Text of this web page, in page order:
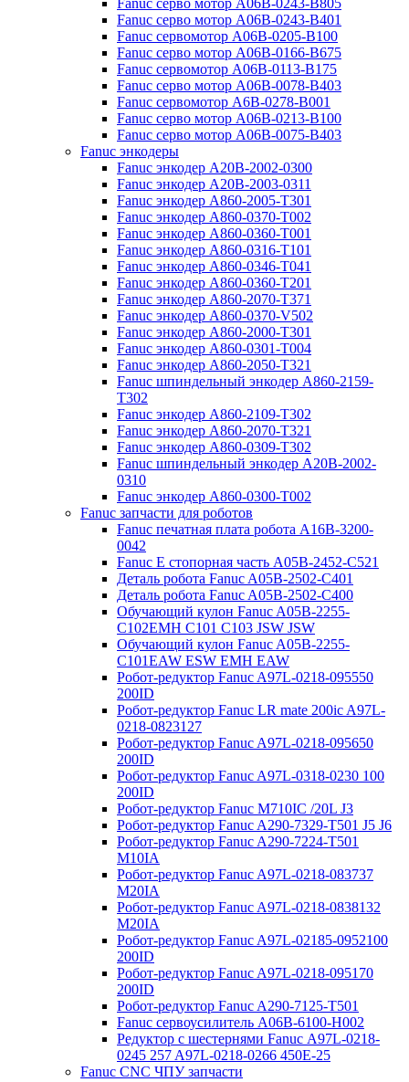
Fanuc серво мотор A06B-0243-B805
Fanuc серво мотор A06B-0243-B401
Fanuc сервомотор A06B-0205-B100
Fanuc серво мотор A06B-0166-B675
Fanuc сервомотор A06B-0113-B175
Fanuc серво мотор A06B-0078-B403
Fanuc сервомотор A6B-0278-B001
Fanuc серво мотор A06B-0213-B100
Fanuc серво мотор A06B-0075-B403
Fanuc энкодеры
Fanuc энкодер A20B-2002-0300
Fanuc энкодер A20B-2003-0311
Fanuc энкодер A860-2005-T301
Fanuc энкодер A860-0370-T002
Fanuc энкодер A860-0360-T001
Fanuc энкодер A860-0316-T101
Fanuc энкодер A860-0346-T041
Fanuc энкодер A860-0360-T201
Fanuc энкодер A860-2070-T371
Fanuc энкодер A860-0370-V502
Fanuc энкодер A860-2000-T301
Fanuc энкодер A860-0301-T004
Fanuc энкодер A860-2050-T321
Fanuc шпиндельный энкодер A860-2159-
T302
Fanuc энкодер A860-2109-T302
Fanuc энкодер A860-2070-T321
Fanuc энкодер A860-0309-T302
Fanuc шпиндельный энкодер A20B-2002-
0310
Fanuc энкодер A860-0300-T002
Fanuc запчасти для роботов
Fanuc печатная плата робота A16B-3200-
0042
Fanuc E стопорная часть A05B-2452-C521
Деталь робота Fanuc A05B-2502-C401
Деталь робота Fanuc A05B-2502-C400
Обучающий кулон Fanuc A05B-2255-
C102EMH C101 C103 JSW JSW
Обучающий кулон Fanuc A05B-2255-
C101EAW ESW EMH EAW
Робот-редуктор Fanuc A97L-0218-095550
200ID
Робот-редуктор Fanuc LR mate 200ic A97L-
0218-0823127
Робот-редуктор Fanuc A97L-0218-095650
200ID
Робот-редуктор Fanuc A97L-0318-0230 100
200ID
Робот-редуктор Fanuc M710IC /20L J3
Робот-редуктор Fanuc A290-7329-T501 J5 J6
Робот-редуктор Fanuc A290-7224-T501
M10IA
Робот-редуктор Fanuc A97L-0218-083737
M20IA
Робот-редуктор Fanuc A97L-0218-0838132
M20IA
Робот-редуктор Fanuc A97L-02185-0952100
200ID
Робот-редуктор Fanuc A97L-0218-095170
200ID
Робот-редуктор Fanuc A290-7125-T501
Fanuc сервоусилитель A06B-6100-H002
Редуктор с шестернями Fanuc А97L-0218-
0245 257 A97L-0218-0266 450E-25
Fanuc CNC ЧПУ запчасти